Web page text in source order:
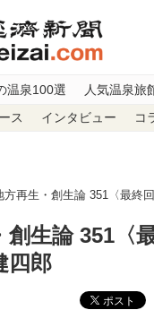
温泉100選 人気温泉旅
ス インタビュー コ
方再生・創生論 351〈最
創生論 351
郎
ポスト